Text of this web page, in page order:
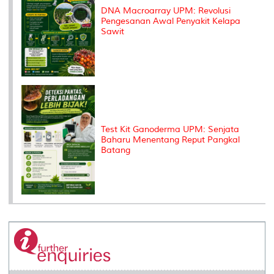
DNA Macroarray UPM: Revolusi
Pengesanan Awal Penyakit Kelapa
Sawit
Test Kit Ganoderma UPM: Senjata
Baharu Menentang Reput Pangkal
Batang